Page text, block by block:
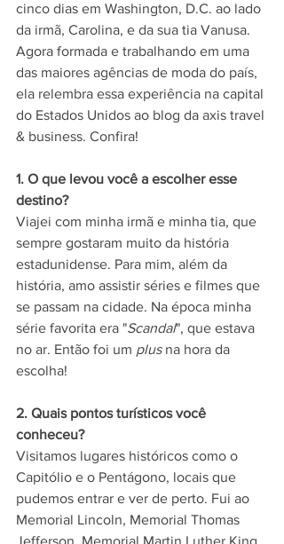
cinco dias em Washington, D.C. ao lado
da irmã, Carolina, e da sua tia Vanusa.
Agora formada e trabalhando em uma
das maiores agências de moda do país,
ela relembra essa experiência na capital
do Estados Unidos ao blog da axis travel
& business. Confira!
1. O que levou você a escolher esse
destino?
Viajei com minha irmã e minha tia, que
sempre gostaram muito da história
estadunidense. Para mim, além da
história, amo assistir séries e filmes que
se passam na cidade. Na época minha
série favorita era "Scandal", que estava
no ar. Então foi um plus na hora da
escolha!
2. Quais pontos turísticos você
conheceu?
Visitamos lugares históricos como o
Capitólio e o Pentágono, locais que
pudemos entrar e ver de perto. Fui ao
Memorial Lincoln, Memorial Thomas
Jefferson, Memorial Martin Luther King